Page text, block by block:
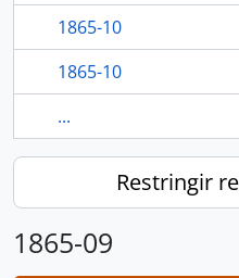
1865-10
1865-10
...
Restringir
1865-09